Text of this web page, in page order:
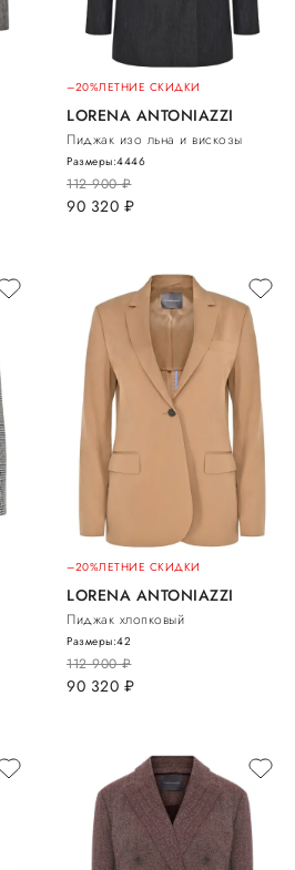
–20%ЛЕТНИЕ СКИДКИ
LORENA ANTONIAZZI
Пиджак изо льна и вискозы
112 900руб.
90 320 руб.
Размеры:4446
–20%ЛЕТНИЕ СКИДКИ
LORENA ANTONIAZZI
Пиджак хлопковый
112 900руб.
90 320 руб.
Размеры:42